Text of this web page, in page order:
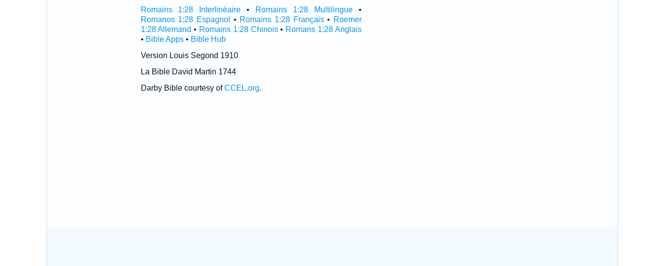
Romains 1:28 Interlinéaire • Romains 1:28 Multilingue •
Romanos 1:28 Espagnol
• Romains 1:28 Français• Roemer
1:28 Allemand • Romains 1:28 Chinois• Romans 1:28 Anglais
• Bible Apps• Bible Hub
Version Louis Segond 1910
La Bible David Martin 1744
Darby Bible courtesy ofCCEL.org.